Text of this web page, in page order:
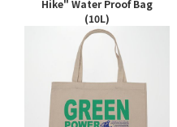
Hike" Water Proof Bag
(10L)